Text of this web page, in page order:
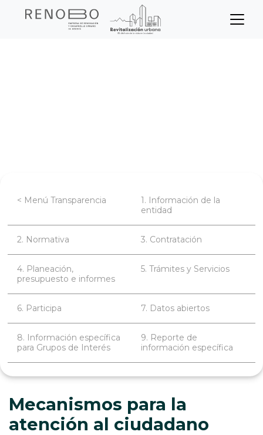
Sitio Web Empresa de
Transparencia
< Menú Transparencia
1. Información de la
entidad
2. Normativa 3. Contratación
4. Planeación,
presupuesto e informes
5. Trámites y Servicios
6. Participa 7. Datos abiertos
8. Información específica
para Grupos de Interés
9. Reporte de
información específica
Mecanismos para la
atención al ciudadano